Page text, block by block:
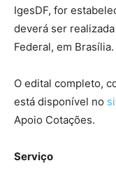
IgesDF, for
deverá ser
Federal, em Brasília.
O edital completo,
está disponível no
Apoio Cotações.
Serviço